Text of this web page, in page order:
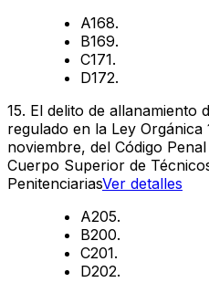
A168.
B169.
C171.
D172.
15. El delito de allanamiento
regulado en la Ley Orgánica
noviembre, del Código
Cuerpo Superior de
PenitenciariasVer detalles
A205.
B200.
C201.
D202.